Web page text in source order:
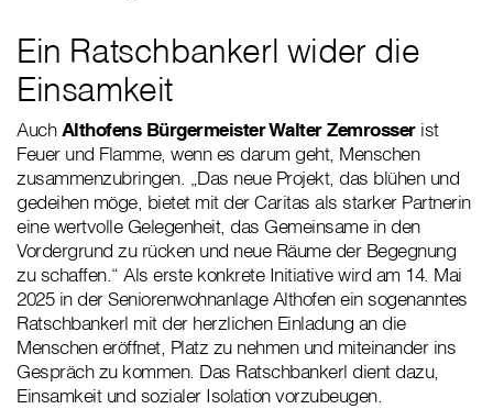
Ein Ratschbankerl wider die
Einsamkeit
AuchAlthofens Bürgermeister Walter Zemrosser ist
Feuer und Flamme, wenn es darum geht, Menschen
zusammenzubringen. „Das neue Projekt, das blühen und
gedeihen möge, bietet mit der Caritas als starker Partnerin
eine wertvolle Gelegenheit, das Gemeinsame in den
Vordergrund zu rücken und neue Räume der Begegnung
zu schaffen.“ Als erste konkrete Initiative wird am 14. Mai
2025 in der Seniorenwohnanlage Althofen ein sogenanntes
Ratschbankerl mit der herzlichen Einladung an die
Menschen eröffnet, Platz zu nehmen und miteinander ins
Gespräch zu kommen. Das Ratschbankerl dient dazu,
Einsamkeit und sozialer Isolation vorzubeugen.